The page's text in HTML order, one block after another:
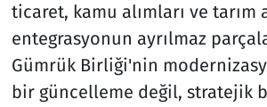
ticaret, kamu alımları ve tarım
entegrasyonun ayrılmaz
Gümrük Birliği'nin
bir güncelleme değil, stratejik